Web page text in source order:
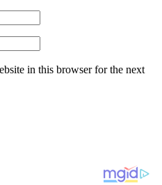
in this browser for the next